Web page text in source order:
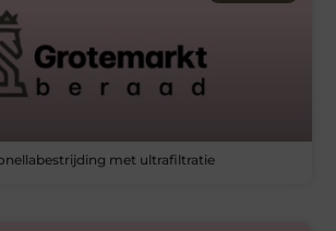
met ultrafiltratie